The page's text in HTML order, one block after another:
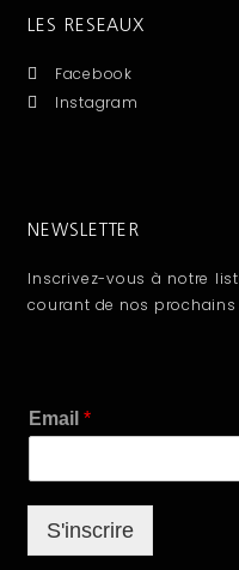
LES RESEAUX
Facebook
Instagram
NEWSLETTER
Inscrivez-vous à notre
courant de nos prochains
E
m
i
l
Email*
S'inscrire